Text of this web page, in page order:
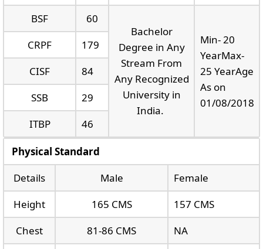
BSF
60
Bachelor
Degree in Any
Stream From
Any Recognized
University in
India.
Min- 20
YearMax-
25 YearAge
As on
01/08/2018
CRPF
179
CISF
84
SSB
29
ITBP
46
Physical Standard
Details
Male
Female
Height
165 CMS
157 CMS
Chest
81-86 CMS NA